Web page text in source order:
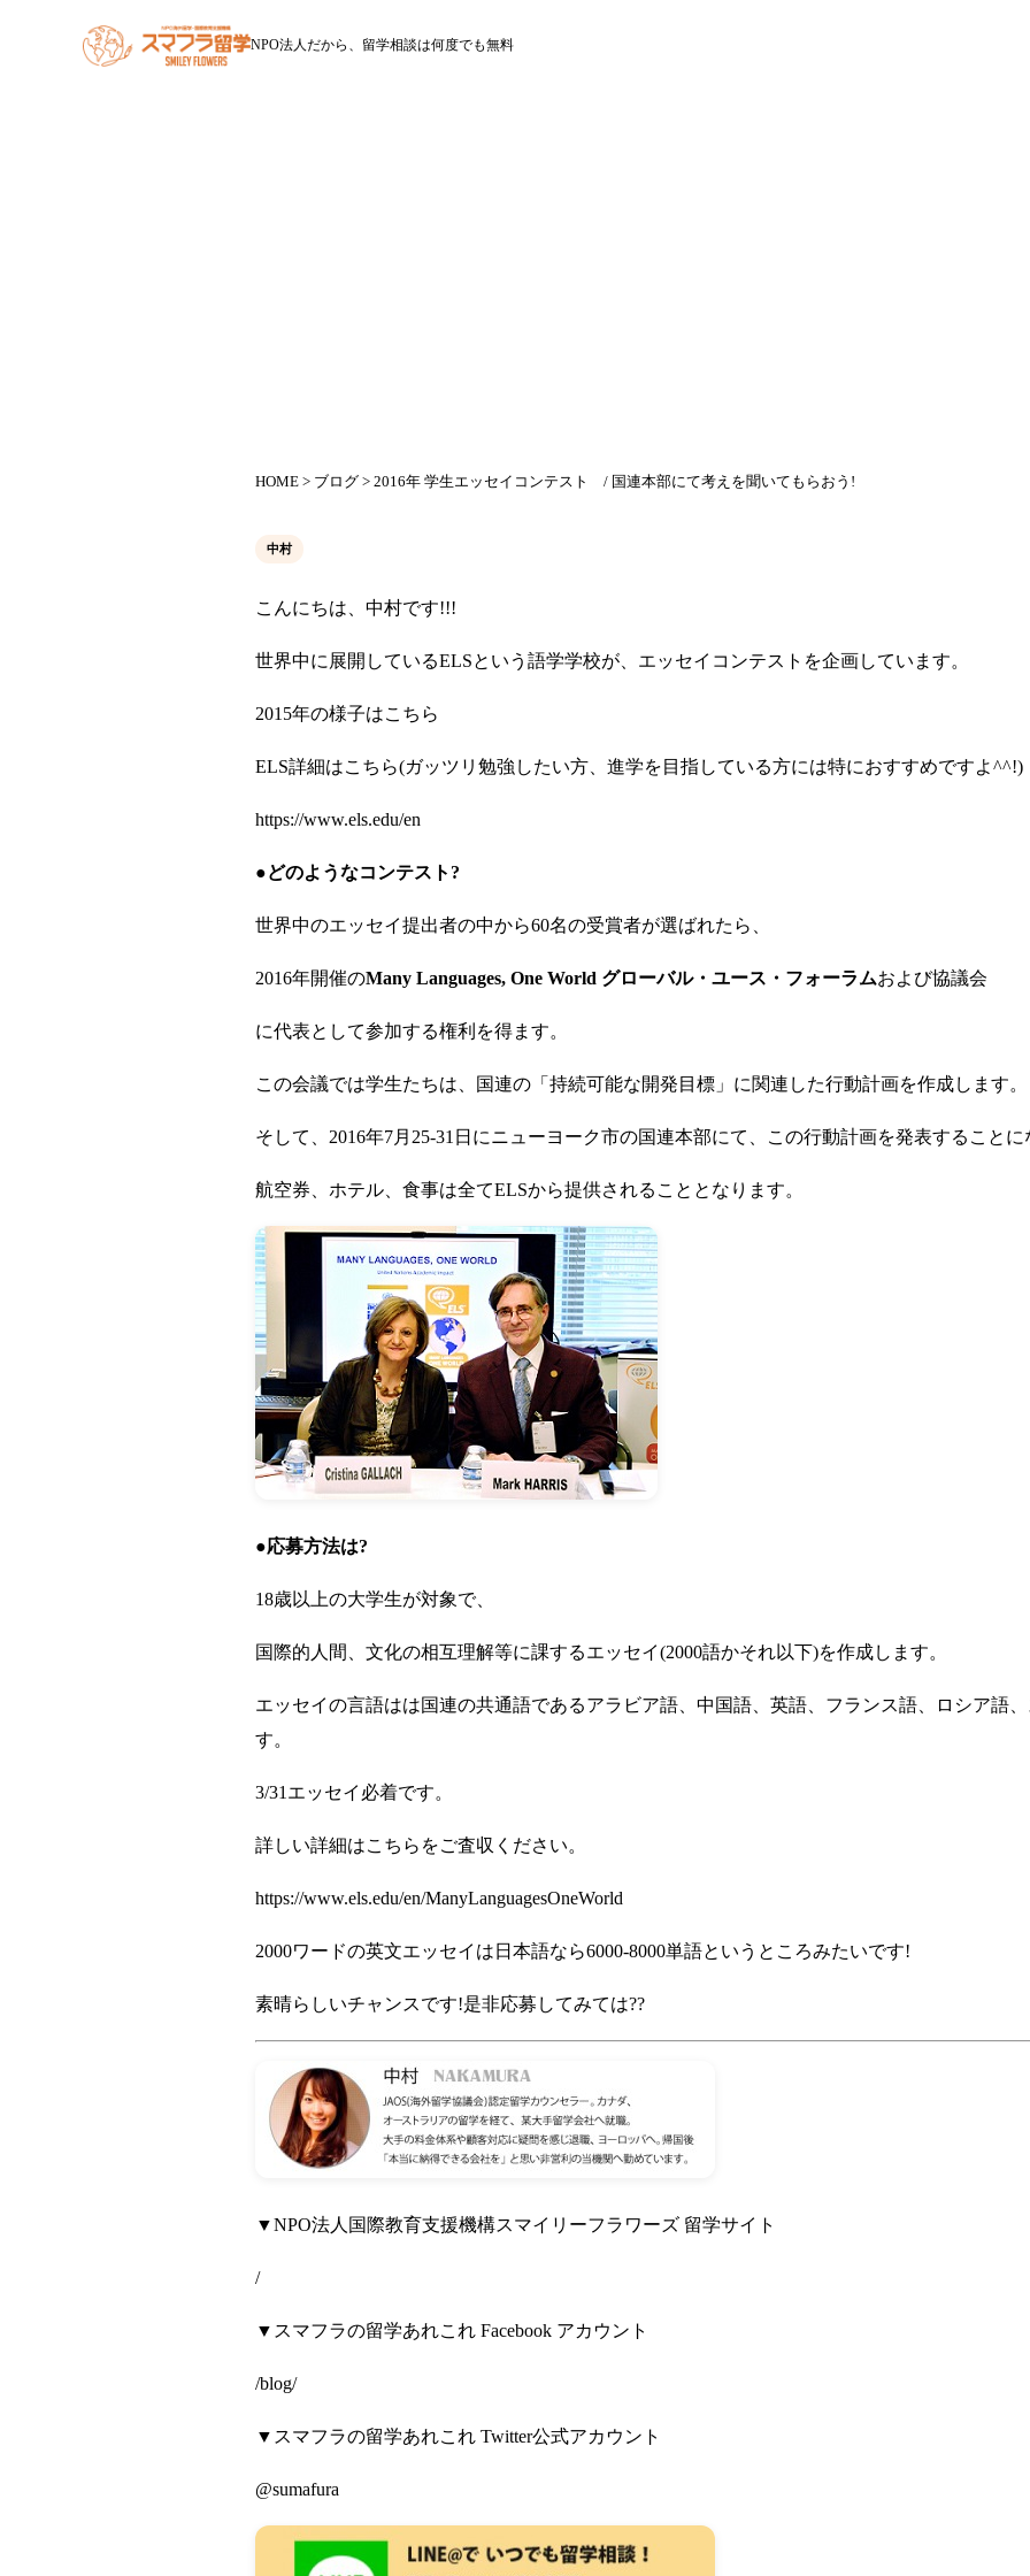
NPO法人だから、留学相談は何度でも無料
HOME > ブログ > 2016年 学生エッセイコンテスト / 国連本部にて考えを聞いてもらおう!
中村
こんにちは、中村です!!!
世界中に展開しているELSという語学学校が、エッセイコンテストを企画しています。
2015年の様子はこちら
ELS詳細はこちら(ガッツリ勉強したい方、進学を目指している方には特におすすめですよ^^!)
https://www.els.edu/en
●どのようなコンテスト?
世界中のエッセイ提出者の中から60名の受賞者が選ばれたら、
2016年開催のMany Languages, One World グローバル・ユース・フォーラムおよび協議会
に代表として参加する権利を得ます。
この会議では学生たちは、国連の「持続可能な開発目標」に関連した行動計画を作成します。
そして、2016年7月25-31日にニューヨーク市の国連本部にて、この行動計画を発表することに
航空券、ホテル、食事は全てELSから提供されることとなります。
●応募方法は?
18歳以上の大学生が対象で、
国際的人間、文化の相互理解等に課するエッセイ(2000語かそれ以下)を作成します。
エッセイの言語はは国連の共通語であるアラビア語、中国語、英語、フランス語、ロシア語
す。
3/31エッセイ必着です。
詳しい詳細はこちらをご査収ください。
https://www.els.edu/en/ManyLanguagesOneWorld
2000ワードの英文エッセイは日本語なら6000-8000単語というところみたいです!
素晴らしいチャンスです!是非応募してみては??
▼NPO法人国際教育支援機構スマイリーフラワーズ 留学サイト
/
▼スマフラの留学あれこれ Facebook アカウント
/blog/
▼スマフラの留学あれこれ Twitter公式アカウント
@sumafura